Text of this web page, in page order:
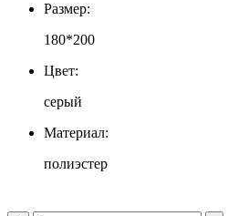
Размер:
180*200
Цвет:
серый
Материал:
полиэстер